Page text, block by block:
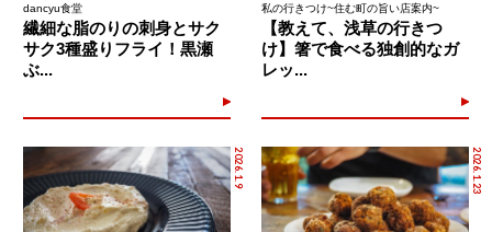
dancyu食堂
繊細な脂のりの刺身とサク
サク3種盛りフライ！黒瀬
ぶ...
私の行きつけ~住む町の旨い店案内~
【教えて、浅草の行きつ
け】箸で食べる独創的なガ
レッ...
2026.1.9 2026.1.23